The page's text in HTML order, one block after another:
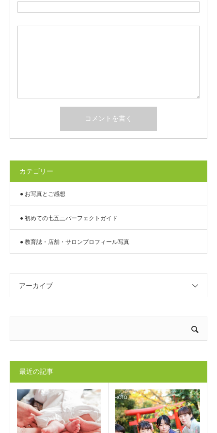
カテゴリー
● お写真とご感想
● 初めての七五三パーフェクトガイド
● 教育誌・店舗・サロンプロフィール写真
アーカイブ
最近の記事